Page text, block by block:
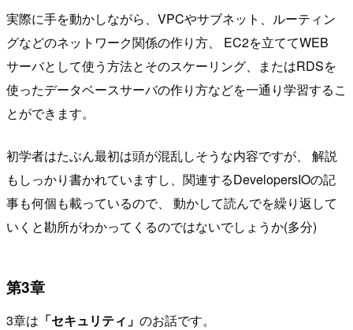
実際に手を動かしながら、VPCやサブネット、ルーティン
グなどのネットワーク関係の作り方、 EC2を立ててWEB
サーバとして使う方法とそのスケーリング、またはRDSを
使ったデータベースサーバの作り方などを一通り学習するこ
とができます。
初学者はたぶん最初は頭が混乱しそうな内容ですが、 解説
もしっかり書かれていますし、関連するDevelopersIOの記
事も何個も載っているので、 動かして読んでを繰り返して
いくと勘所がわかってくるのではないでしょうか(多分)
第3章
3章は 「セキュリティ」 のお話です。